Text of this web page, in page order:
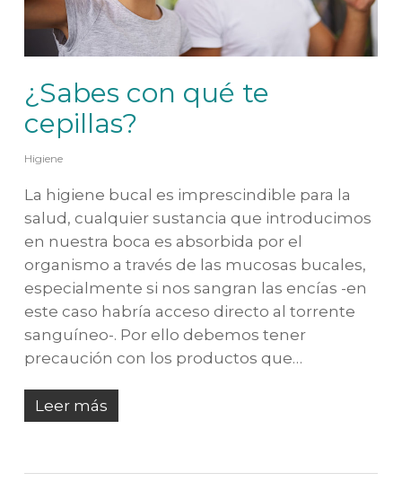
¿Sabes con qué te
cepillas?
Higiene
La higiene bucal es imprescindible para la
salud, cualquier sustancia que introducimos
en nuestra boca es absorbida por el
organismo a través de las mucosas bucales,
especialmente si nos sangran las encías -en
este caso habría acceso directo al torrente
sanguíneo-. Por ello debemos tener
precaución con los productos que…
Leer más